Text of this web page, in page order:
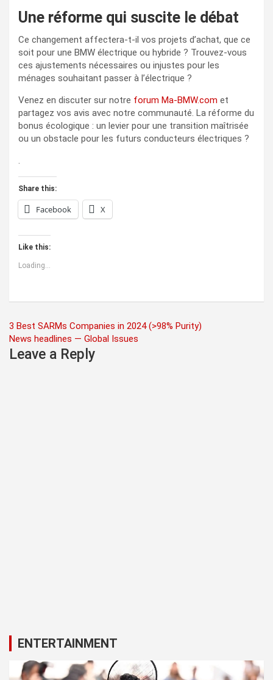
Une réforme qui suscite le débat
Ce changement affectera-t-il vos projets d’achat, que ce
soit pour une BMW électrique ou hybride ? Trouvez-vous
ces ajustements nécessaires ou injustes pour les
ménages souhaitant passer à l’électrique ?
Venez en discuter sur notre forum Ma-BMW.com et
partagez vos avis avec notre communauté. La réforme du
bonus écologique : un levier pour une transition maîtrisée
ou un obstacle pour les futurs conducteurs électriques ?
.
Share this:
Facebook X
Like this:
Loading...
Post
navigation
3 Best SARMs Companies in 2024 (>98% Purity)
News headlines — Global Issues
Leave a Reply
ENTERTAINMENT